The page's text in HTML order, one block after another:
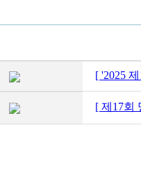
[ '2025
[ 제17회